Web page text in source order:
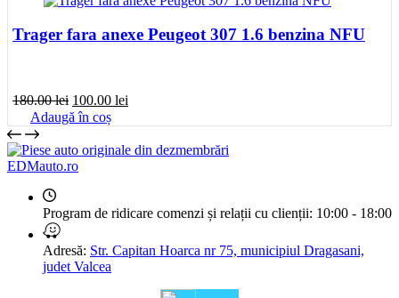
Trager fara anexe Peugeot 307 1.6 benzina NFU
180.00lei Prețul
inițial
a
fost:
180.00 lei.
100.00 lei
este:
100.00 lei.
Adaugă în coș
EDMauto.ro
Program de ridicare comenzi și relații cu clienții: 10:00 - 18:00
Adresă: Str. Capitan Hoarca nr 75, municipiul Dragasani,
judet Valcea